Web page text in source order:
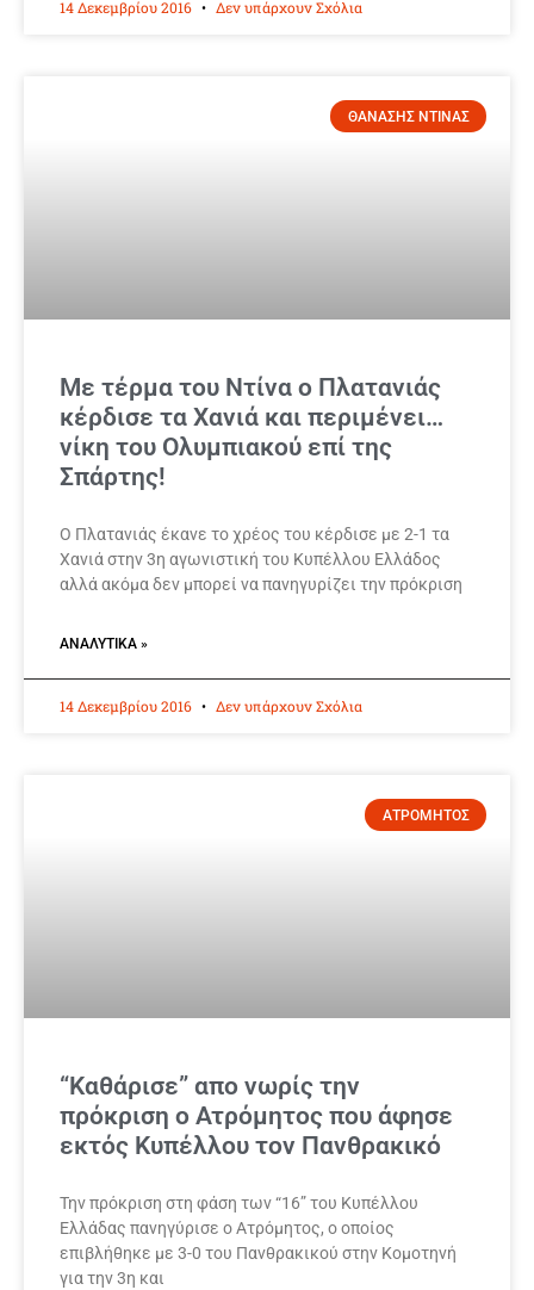
14 Δεκεμβρίου 2016 Δεν υπάρχουν Σχόλια
ΘΑΝΑΣΗΣ ΝΤΙΝΑΣ
Με τέρμα του Ντίνα ο Πλατανιάς
κέρδισε τα Χανιά και περιμένει…
νίκη του Ολυμπιακού επί της
Σπάρτης!
Ο Πλατανιάς έκανε το χρέος του κέρδισε με 2-1 τα
Χανιά στην 3η αγωνιστική του Κυπέλλου Ελλάδος
αλλά ακόμα δεν μπορεί να πανηγυρίζει την πρόκριση
ΑΝΑΛΥΤΙΚΆ »
14 Δεκεμβρίου 2016 Δεν υπάρχουν Σχόλια
ΑΤΡΟΜΗΤΟΣ
“Καθάρισε” απο νωρίς την
πρόκριση ο Ατρόμητος που άφησε
εκτός Κυπέλλου τον Πανθρακικό
Την πρόκριση στη φάση των “16” του Κυπέλλου
Ελλάδας πανηγύρισε ο Ατρόμητος, ο οποίος
επιβλήθηκε με 3-0 του Πανθρακικού στην Κομοτηνή
για την 3η και